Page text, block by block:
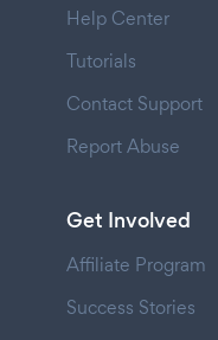
Help Center
Tutorials
Contact Support
Report Abuse
Get Involved
Affiliate Program
Success Stories